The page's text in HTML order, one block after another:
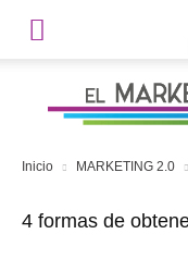
Inicio MARKETING 2.0
4 formas de